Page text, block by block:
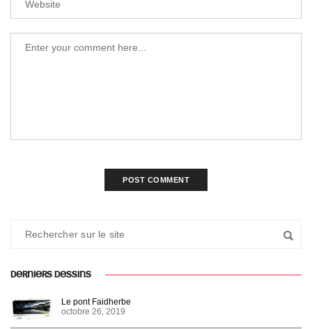
DERNIERS DESSINS
Le pont Faidherbe
octobre 26, 2019